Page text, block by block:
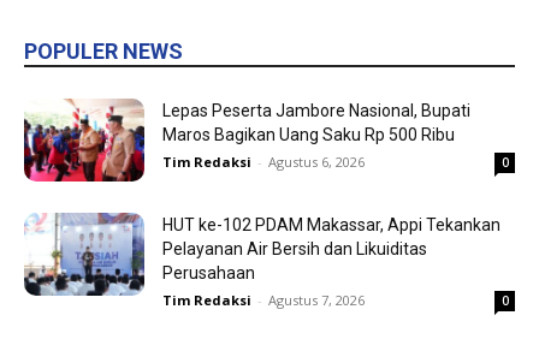
POPULER NEWS
Lepas Peserta Jambore Nasional, Bupati
Maros Bagikan Uang Saku Rp 500 Ribu
Tim Redaksi - Agustus 6, 2026 0
HUT ke-102 PDAM Makassar, Appi Tekankan
Pelayanan Air Bersih dan Likuiditas
Perusahaan
Tim Redaksi - Agustus 7, 2026 0